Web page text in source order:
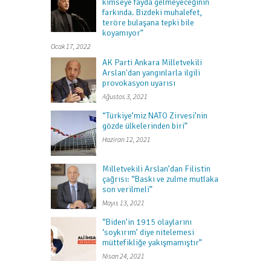
farkında. Bizdeki muhalefet,
teröre bulaşana tepki bile
koyamıyor”
Ocak 17, 2022
AK Parti Ankara Milletvekili
Arslan'dan yangınlarla ilgili
provokasyon uyarısı
Ağustos 3, 2021
“Türkiye’miz NATO Zirvesi’nin
gözde ülkelerinden biri”
Haziran 12, 2021
Milletvekili Arslan’dan Filistin
çağrısı: “Baskı ve zulme mutlaka
son verilmeli”
Mayıs 13, 2021
“Biden’in 1915 olaylarını
‘soykırım’ diye nitelemesi
müttefikliğe yakışmamıştır”
Nisan 24, 2021